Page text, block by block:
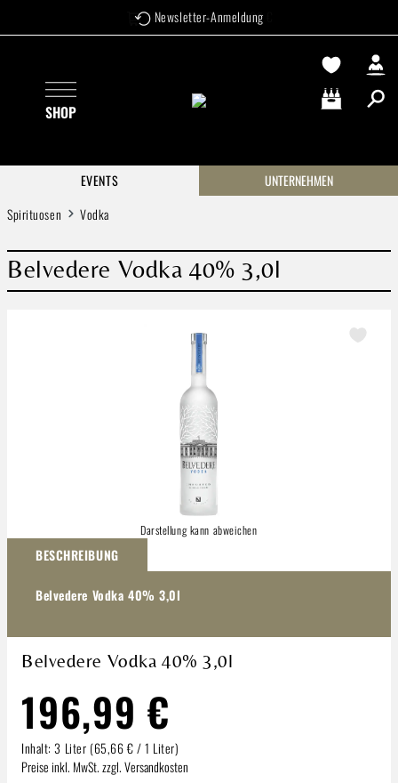
Zum Hauptinhalt springenVersandkostenfrei ab 99 €
Newsletter-Anmeldung
SHOP Warenkorb
EVENTS
UNTERNEHMEN
Spirituosen
Vodka
Belvedere Vodka 40% 3,0l
Darstellung kann abweichen
BESCHREIBUNG
Belvedere Vodka 40% 3,0l
Belvedere Vodka 40% 3,0l
196,99 €
Inhalt:3 Liter (65,66 € / 1 Liter)
Preise inkl. MwSt. zzgl. Versandkosten